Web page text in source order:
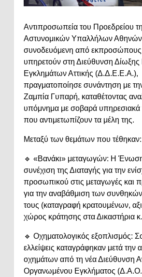
Αντιπροσωπεία του Προεδρείου
Αστυνομικών Υπαλλήλων
συνοδευόμενη από
υπηρετούν στη Διεύθυνση Δίωξης
Εγκλημάτων Αττικής (Δ.Δ.Ε.Ε.Α.),
πραγματοποίησε συνάντηση με
Ζαμπία Γυπαρή, καταθέτοντας
υπόμνημα με σοβαρά
που αντιμετωπίζουν τα μέλη της.
Μεταξύ των θεμάτων που τέθηκαν:
🔹 «Βανάκι» μεταγωγών: Η
συνέχιση της Διαταγής για την
προσωπικού στις μεταγωγές και
για την αναβάθμιση των συνθηκών
τους (καταγραφή κρατουμένων,
χώρος κράτησης στα Δικαστήρια
🔹 Οχηματολογικός εξοπλισμός:
ελλείψεις καταγράφηκαν μετά
οχημάτων από τη νέα Διεύθυνση
Οργανωμένου Εγκλήματος